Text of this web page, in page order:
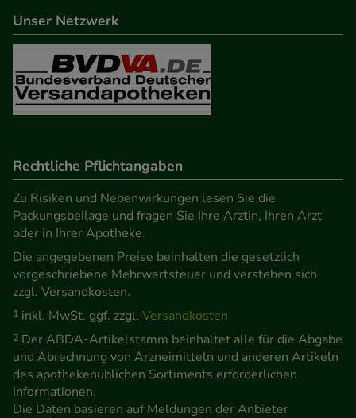
Besuchers oder unsere Seite an bevorzugte
Verhaltensweisen (z.B. Spracheinstellung)
anzupassen. Komfort-Cookies ermöglichen es uns
auch auf Ihre Bedürfnisse zugeschrittene Inhalte
anzuzeigen und unser Partnerprogramm zu
Statistik & Tracking:Hierüber lassen sich
Informationen über die Art und Weise der Nutzung
unserer Website sammeln, mit deren Hilfe wir
unsere Website weiter für Sie optimieren können,
den Inhalt auf unserer Website aber auch die
Werbung auf Drittseiten möglichst relevant für Sie
teilweise an Dritte wie z.B. Google oder soziale
Medien übertragen werden.
Unser Netzwerk
Rechtliche Pflichtangaben
Zu Risiken und Nebenwirkungen lesen Sie die
Packungsbeilage und fragen Sie Ihre Ärztin, Ihren Arzt
oder in Ihrer Apotheke.
Die angegebenen Preise beinhalten die gesetzlich
vorgeschriebene Mehrwertsteuer und verstehen sich
zzgl. Versandkosten.
1 inkl. MwSt. ggf. zzgl. Versandkosten
2 Der ABDA-Artikelstamm beinhaltet alle für die Abgabe
und Abrechnung von Arzneimitteln und anderen Artikeln
des apothekenüblichen Sortiments erforderlichen
Informationen.
Die Daten basieren auf Meldungen der Anbieter